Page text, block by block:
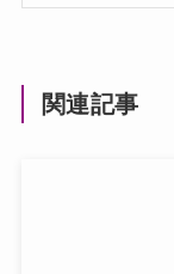
関連記事